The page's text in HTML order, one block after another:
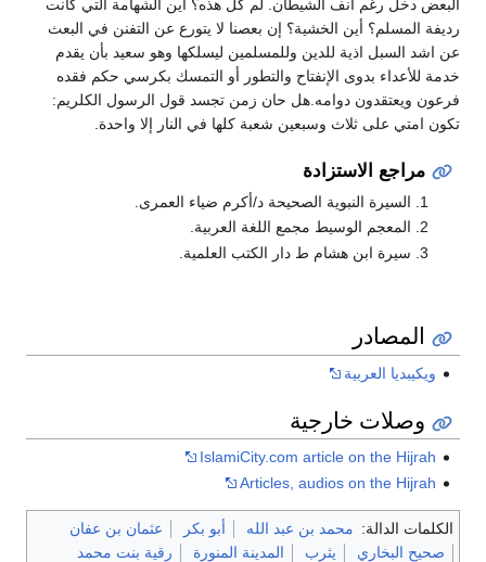
البعض دخل رغم انف الشيطان. لم كل هذه؟ أين الشهامة التي كانت
رديفة المسلم؟ أين الخشية؟ إن بعصنا لا يتورع عن التفنن في البعث
عن اشد السبل اذية للدين وللمسلمين ليسلكها وهو سعيد بأن يقدم
خدمة للأعداء بدوى الإنفتاح والتطور أو التمسك بكرسي حكم فقده
فرعون ويعتقدون دوامه.هل حان زمن تجسد قول الرسول الكلريم:
تكون امتي على ثلاث وسبعين شعبة كلها في النار إلا واحدة.
مراجع الاستزادة
السيرة النبوية الصحيحة د/أكرم ضياء العمرى.
المعجم الوسيط مجمع اللغة العربية.
سيرة ابن هشام ط دار الكتب العلمية.
المصادر
ويكيبديا العربية
وصلات خارجية
IslamiCity.com article on the Hijrah
Articles, audios on the Hijrah
الكلمات الدالة: محمد بن عبد الله أبو بكر
عثمان بن عفان
صحيح البخاري
يثرب المدينة المنورة
رقية بنت محمد